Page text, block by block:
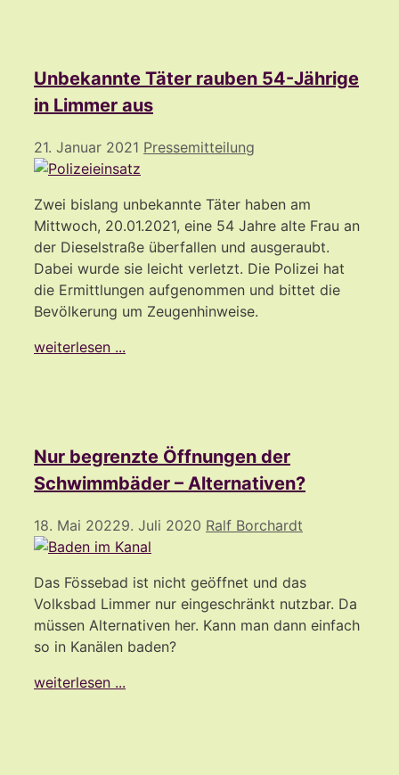
Unbekannte Täter rauben 54-Jährige
in Limmer aus
21. Januar 2021 Pressemitteilung
Zwei bislang unbekannte Täter haben am
Mittwoch, 20.01.2021, eine 54 Jahre alte Frau an
der Dieselstraße überfallen und ausgeraubt.
Dabei wurde sie leicht verletzt. Die Polizei hat
die Ermittlungen aufgenommen und bittet die
Bevölkerung um Zeugenhinweise.
weiterlesen ...
Nur begrenzte Öffnungen der
Schwimmbäder – Alternativen?
18. Mai 20229. Juli 2020 Ralf Borchardt
Das Fössebad ist nicht geöffnet und das
Volksbad Limmer nur eingeschränkt nutzbar. Da
müssen Alternativen her. Kann man dann einfach
so in Kanälen baden?
weiterlesen ...